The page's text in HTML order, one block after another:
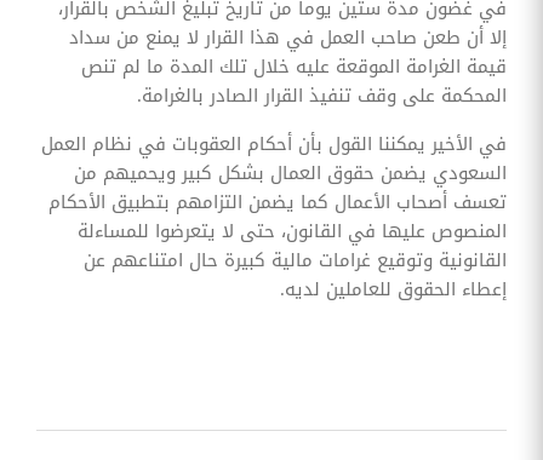
في غضون مدة ستين يوما من تاريخ تبليغ الشخص بالقرار،
إلا أن طعن صاحب العمل في هذا القرار لا يمنع من سداد
قيمة الغرامة الموقعة عليه خلال تلك المدة ما لم تنص
المحكمة على وقف تنفيذ القرار الصادر بالغرامة.
في الأخير يمكننا القول بأن أحكام العقوبات في نظام العمل
السعودي يضمن حقوق العمال بشكل كبير ويحميهم من
تعسف أصحاب الأعمال كما يضمن التزامهم بتطبيق الأحكام
المنصوص عليها في القانون، حتى لا يتعرضوا للمساءلة
القانونية وتوقيع غرامات مالية كبيرة حال امتناعهم عن
إعطاء الحقوق للعاملين لديه.